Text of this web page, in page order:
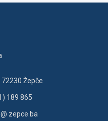
Žepče
189 865
zepce.ba